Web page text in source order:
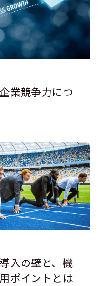
業競争力につ
入の壁と、機
ポイントとは